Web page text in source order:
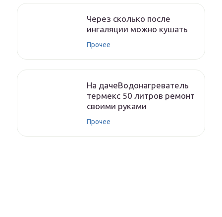
Через сколько после
ингаляции можно кушать
Прочее
На дачеВодонагреватель
термекс 50 литров ремонт
своими руками
Прочее